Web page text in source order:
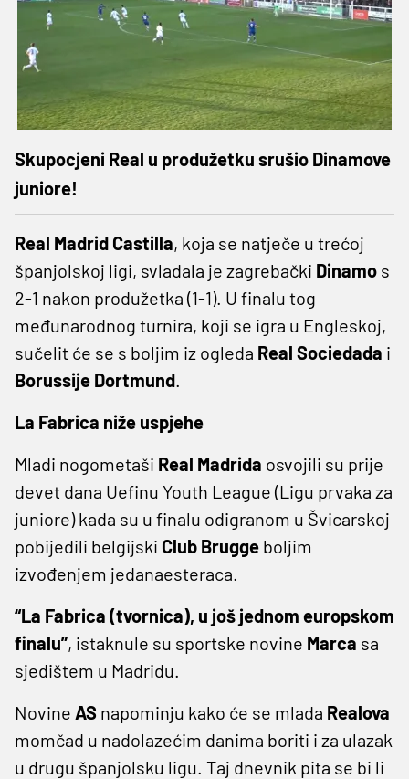
Skupocjeni Real u produžetku srušio Dinamove
juniore!
Real Madrid Castilla, koja se natječe u trećoj
španjolskoj ligi, svladala je zagrebački Dinamo s
2-1 nakon produžetka (1-1). U finalu tog
međunarodnog turnira, koji se igra u Engleskoj,
sučelit će se s boljim iz ogleda Real Sociedada i
Borussije Dortmund.
La Fabrica niže uspjehe
Mladi nogometaši Real Madrida osvojili su prije
devet dana Uefinu Youth League (Ligu prvaka za
juniore) kada su u finalu odigranom u Švicarskoj
pobijedili belgijski Club Brugge boljim
izvođenjem jedanaesteraca.
“La Fabrica (tvornica), u još jednom europskom
finalu”, istaknule su sportske novine Marca sa
sjedištem u Madridu.
Novine AS napominju kako će se mlada Realova
momčad u nadolazećim danima boriti i za ulazak
u drugu španjolsku ligu. Taj dnevnik pita se bi li